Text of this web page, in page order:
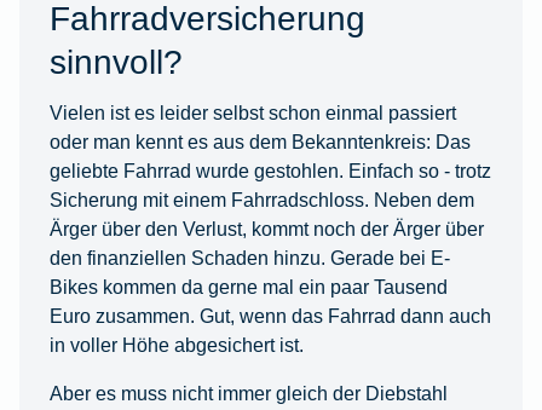
Fahrradversicherung
sinnvoll?
Vielen ist es leider selbst schon einmal passiert
oder man kennt es aus dem Bekanntenkreis: Das
geliebte Fahrrad wurde gestohlen. Einfach so - trotz
Sicherung mit einem Fahrradschloss. Neben dem
Ärger über den Verlust, kommt noch der Ärger über
den finanziellen Schaden hinzu. Gerade bei E-
Bikes kommen da gerne mal ein paar Tausend
Euro zusammen. Gut, wenn das Fahrrad dann auch
in voller Höhe abgesichert ist.
Aber es muss nicht immer gleich der Diebstahl